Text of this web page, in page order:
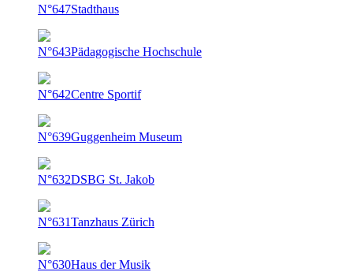
N°647Stadthaus
N°643Pädagogische Hochschule
N°642Centre Sportif
N°639Guggenheim Museum
N°632DSBG St. Jakob
N°631Tanzhaus Zürich
N°630Haus der Musik